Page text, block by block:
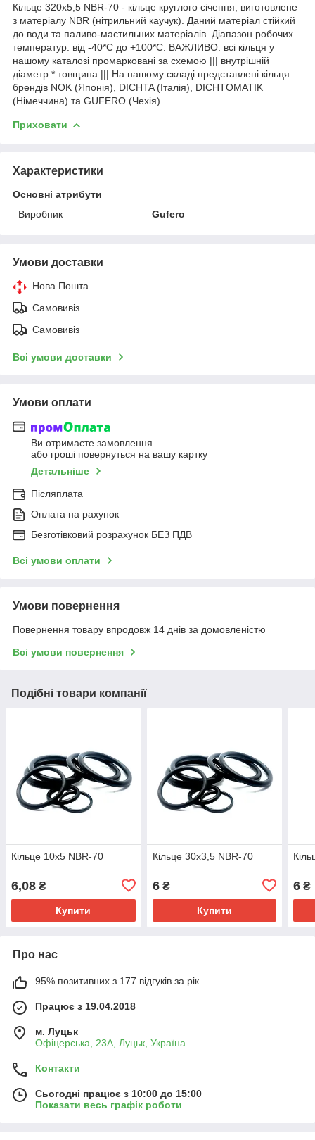
Кільце 320х5,5 NBR-70 - кільце круглого січення, виготовлене
з матеріалу NBR (нітрильний каучук). Даний матеріал стійкий
до води та паливо-мастильних матеріалів. Діапазон робочих
температур: від -40*С до +100*С. ВАЖЛИВО: всі кільця у
нашому каталозі промарковані за схемою ||| внутрішній
діаметр * товщина ||| На нашому складі представлені кільця
брендів NOK (Японія), DICHTA (Італія), DICHTOMATIK
(Німеччина) та GUFERO (Чехія)
Приховати
Характеристики
Основні атрибути
Виробник
Gufero
Умови доставки
Нова Пошта
Самовивіз
Самовивіз
Всі умови доставки
Умови оплати
Ви отримаєте замовлення
або гроші повернуться на вашу картку
Детальніше
Післяплата
Оплата на рахунок
Безготівковий розрахунок БЕЗ ПДВ
Всі умови оплати
Умови повернення
Повернення товару впродовж 14 днів за домовленістю
Всі умови повернення
Подібні товари компанії
Кільце 10х5 NBR-70
6,08 ₴
Купити
Кільце 30х3,5 NBR-70
6₴
Купити
6 ₴
Про нас
95% позитивних з 177 відгуків за рік
Працює з 19.04.2018
м. Луцьк
Офіцерська, 23А, Луцьк, Україна
Контакти
Сьогодні працює з 10:00 до 15:00
Показати весь графік роботи